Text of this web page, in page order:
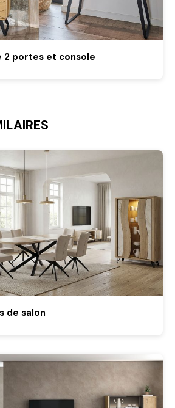
2 portes et console
de salon